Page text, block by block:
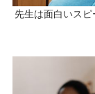
先生は面白いスピ